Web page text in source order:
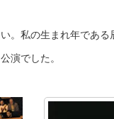
。私の生まれ年であ
演でした。